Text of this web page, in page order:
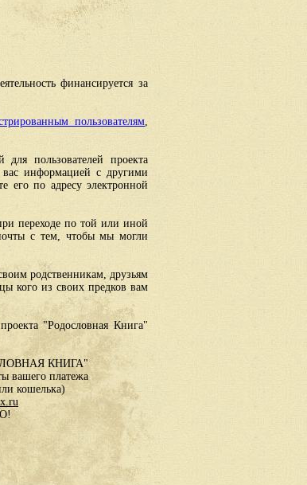
финансируется за
пользователям,
для пользователей проекта
информацией с другими
его по адресу электронной
переходе по той или иной
с тем, чтобы мы могли
родственникам, друзьям
кого из своих предков вам
"Родословная Книга"
КНИГА"
вашего платежа
кошелька)